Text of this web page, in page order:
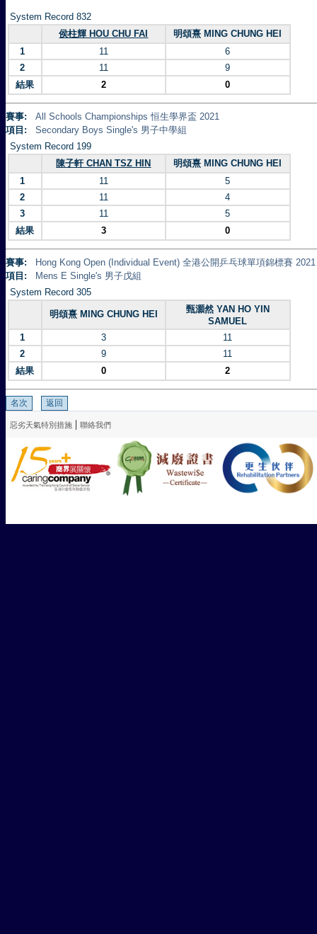
System Record 832
侯柱輝 HOU CHU FAI
明頌熹 MING CHUNG HEI
1
11
6
2
11
9
結果
2 0
賽事:
All Schools Championships 恒生學界盃 2021
項目:
Secondary Boys Single's 男子中學組
System Record 199
陳子軒 CHAN TSZ HIN
明頌熹 MING CHUNG HEI
1
11
5
2
11
4
3
11
5
結果
3 0
賽事:
Hong Kong Open (Individual Event) 全港公開乒乓球單項錦標賽 2021
項目:
Mens E Single's 男子戊組
System Record 305
明頌熹 MING CHUNG HEI
甄灝然 YAN HO YIN
SAMUEL
1
3
11
2
9
11
結果
0 2